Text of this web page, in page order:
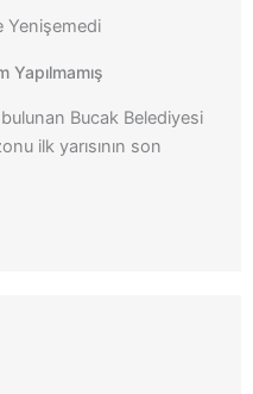
Yenişemedi
Yapılmamış
Bucak Belediyesi
ilk yarısının son